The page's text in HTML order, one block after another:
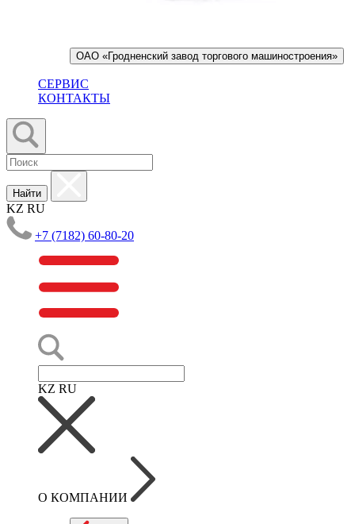
ОАО «Гродненский завод торгового машиностроения»
СЕРВИС
КОНТАКТЫ
Найти
KZ RU
+7 (7182) 60-80-20
KZ RU
О КОМПАНИИ